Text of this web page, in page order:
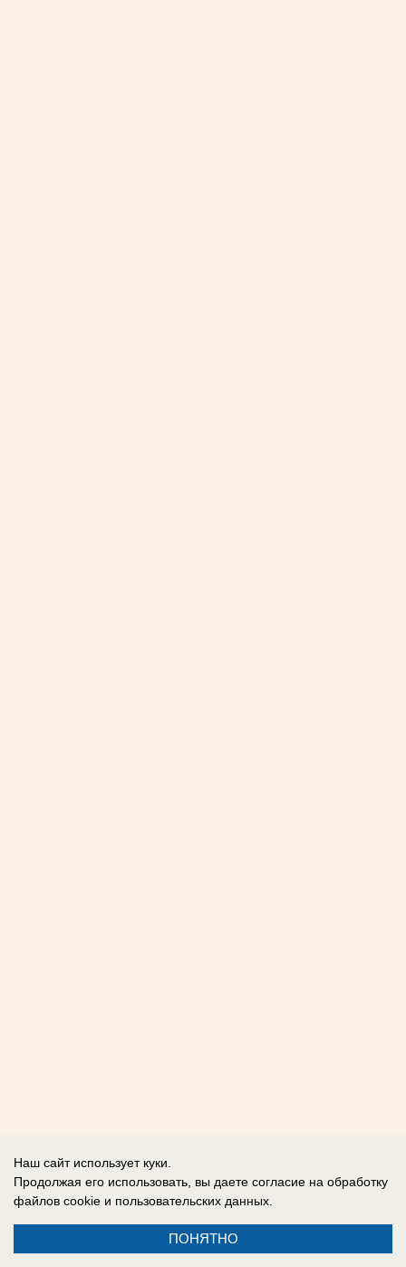
Наш сайт использует куки.
Продолжая его использовать, вы даете согласие на обработку
файлов cookie и пользовательских данных.
ПОНЯТНО